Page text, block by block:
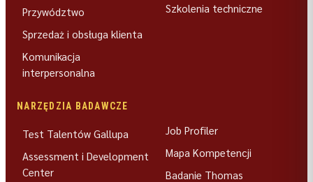
Przywództwo
Sprzedaż i obsługa klienta
Komunikacja
interpersonalna
Szkolenia techniczne
NARZĘDZIA BADAWCZE
Test Talentów Gallupa
Assessment i Development
Center
Job Profiler
Mapa Kompetencji
Badanie Thomas